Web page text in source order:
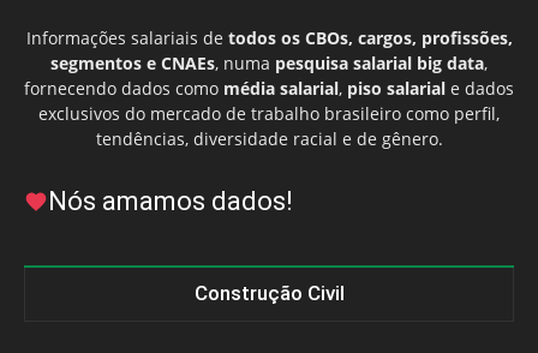
Informações salariais de todos os CBOs, cargos, profissões,
segmentos e CNAEs, numa pesquisa salarial big data,
fornecendo dados como média salarial, piso salarial e dados
exclusivos do mercado de trabalho brasileiro como perfil,
tendências, diversidade racial e de gênero.
Nós amamos dados!
Construção Civil